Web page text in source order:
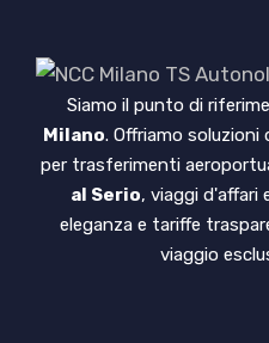
Siamo il punto di
Milano. Offriamo
per trasferimenti
al Serio, viaggi d'affari
eleganza e tariffe
viaggio